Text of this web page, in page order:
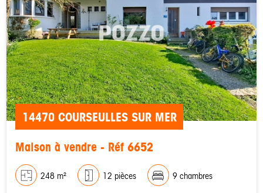
14470 COURSEULLES SUR MER
Maison à vendre - Réf 6652
248 m² 12 pièces 9 chambres